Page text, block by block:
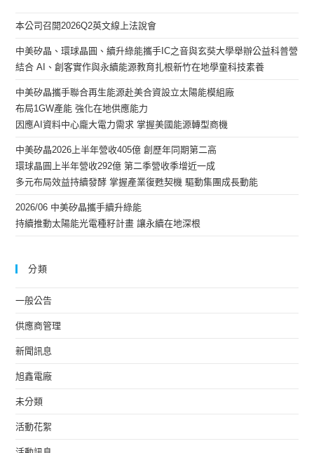
本公司召開2026Q2英文線上法說會
中美矽晶、環球晶圓、續升綠能攜手IC之音與玄奘大學舉辦公益科普營
結合 AI、創客實作與永續能源教育扎根新竹在地學童科技素養
中美矽晶攜手聯合再生能源赴美合資設立太陽能模組廠
布局1GW產能 強化在地供應能力
因應AI資料中心龐大電力需求 掌握美國能源轉型商機
中美矽晶2026上半年營收405億 創歷年同期第二高
環球晶圓上半年營收292億 第二季營收季增近一成
多元布局效益持續發酵 掌握產業復甦契機 驅動集團成長動能
2026/06 中美矽晶攜手續升綠能
持續推動太陽能光電種籽計畫 讓永續在地深根
分類
一般公告
供應商管理
新聞訊息
旭鑫電廠
未分類
活動花絮